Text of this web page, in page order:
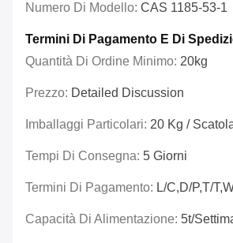
Numero Di Modello: CAS 1185-53-1
Termini Di Pagamento E Di
Quantità Di Ordine Minimo: 20kg
Prezzo: Detailed Discussion
Imballaggi Particolari: 20 Kg /
Tempi Di Consegna: 5 Giorni
Termini Di Pagamento: L/C,D/P,T/
Capacità Di Alimentazione: 5t/